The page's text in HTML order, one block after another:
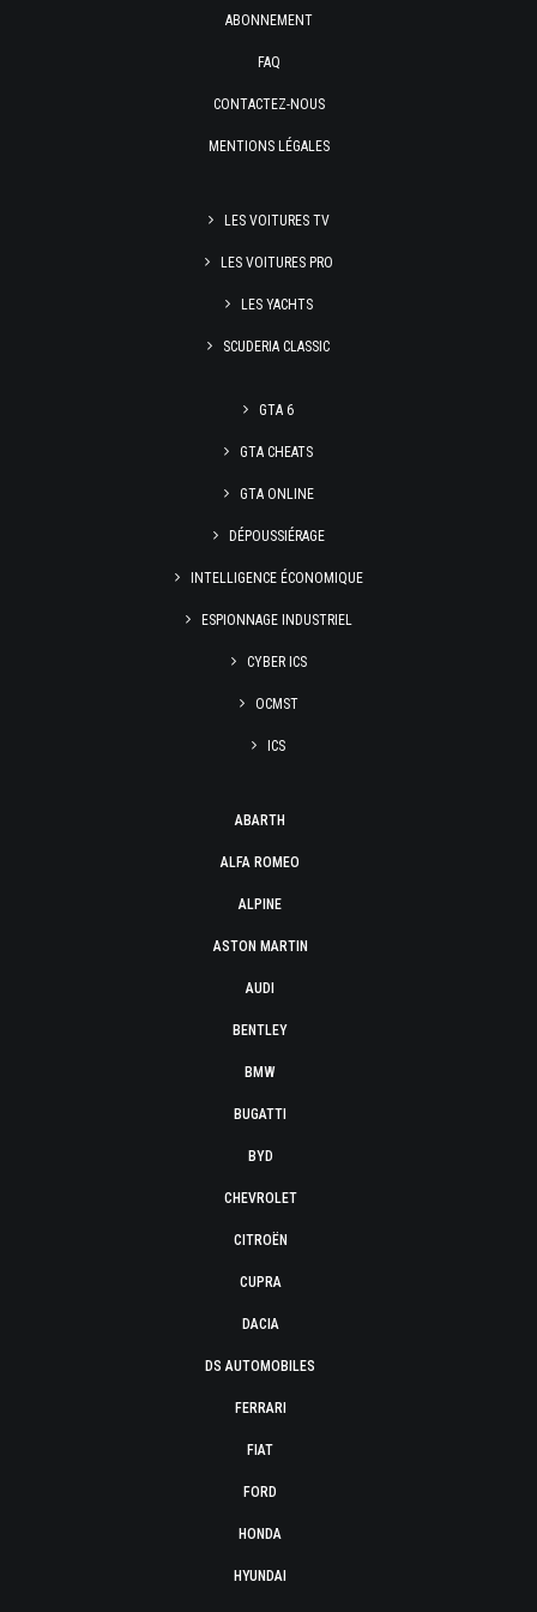
ABONNEMENT
FAQ
CONTACTEZ-NOUS
MENTIONS LÉGALES
LES VOITURES TV
LES VOITURES PRO
LES YACHTS
SCUDERIA CLASSIC
GTA 6
GTA CHEATS
GTA ONLINE
DÉPOUSSIÉRAGE
INTELLIGENCE ÉCONOMIQUE
ESPIONNAGE INDUSTRIEL
CYBER ICS
OCMST
ICS
ABARTH
ALFA ROMEO
ALPINE
ASTON MARTIN
AUDI
BENTLEY
BMW
BUGATTI
BYD
CHEVROLET
CITROËN
CUPRA
DACIA
DS AUTOMOBILES
FERRARI
FIAT
FORD
HONDA
HYUNDAI